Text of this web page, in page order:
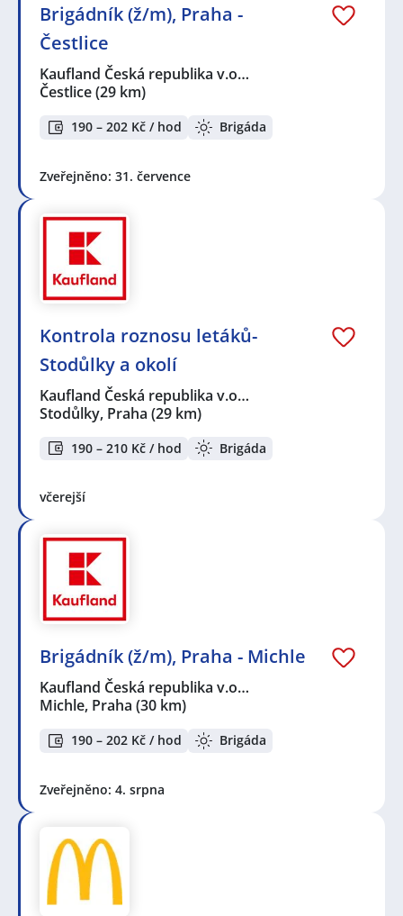
Brigádník (ž/m), Praha -
Čestlice
Kaufland Česká republika v.o…
Čestlice(29 km)
190 – 202 Kč / hod Brigáda
Zveřejněno: 31. července
Kontrola roznosu letáků-
Stodůlky a okolí
Kaufland Česká republika v.o…
Stodůlky, Praha (29 km)
190 – 210 Kč / hod Brigáda
včerejší
Brigádník (ž/m), Praha - Michle
Kaufland Česká republika v.o…
Michle, Praha (30 km)
190 – 202 Kč / hod Brigáda
Zveřejněno: 4. srpna